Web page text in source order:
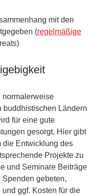
mit den
(regelmäßige
normalerweise
buddhistischen Ländern
für eine gute
gesorgt. Hier gibt
die Entwicklung des
Projekte zu
und Seminare Beiträge
gebeten,
ggf. Kosten für die